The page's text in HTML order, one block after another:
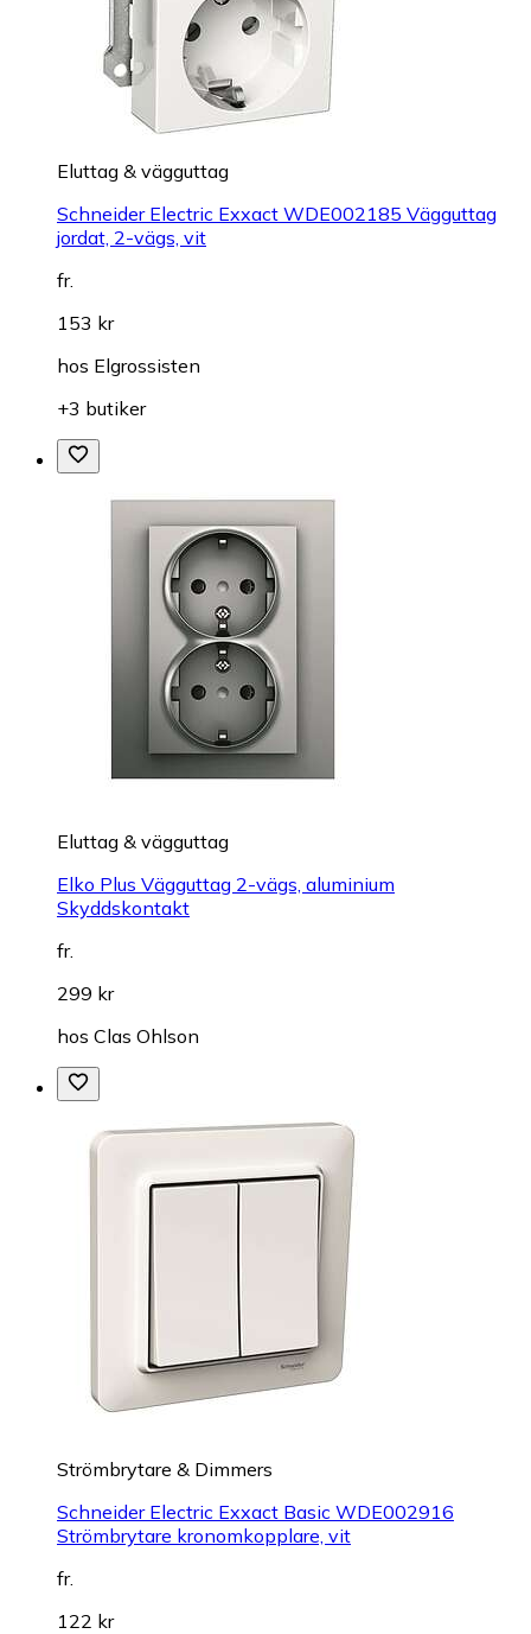
Eluttag & vägguttag
Schneider Electric Exxact WDE002185 Vägguttag
jordat, 2-vägs, vit
fr.
153 kr
hos Elgrossisten
+3 butiker
Eluttag & vägguttag
Elko Plus Vägguttag 2-vägs, aluminium
Skyddskontakt
fr.
299 kr
hos Clas Ohlson
Strömbrytare & Dimmers
Schneider Electric Exxact Basic WDE002916
Strömbrytare kronomkopplare, vit
fr.
122 kr